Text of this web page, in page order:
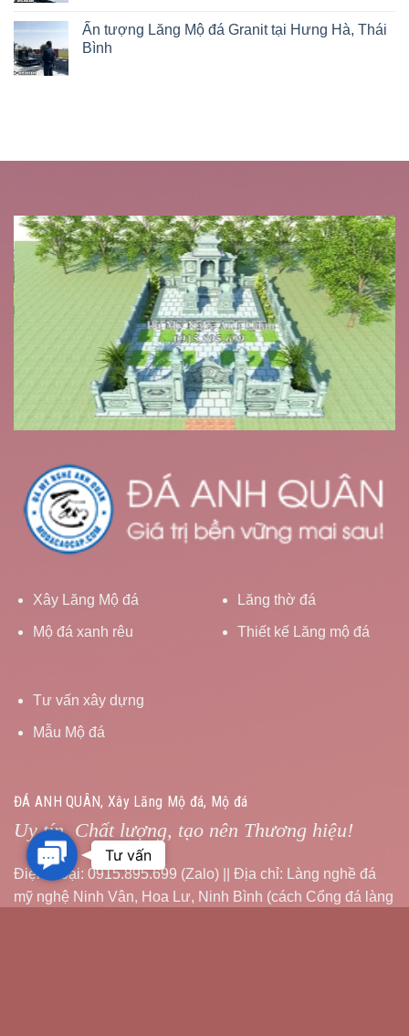
Ấn tượng Lăng Mộ đá Granit tại Hưng Hà, Thái
Bình
Xây Lăng Mộ đá
Mộ đá xanh rêu
Lăng thờ đá
Thiết kế Lăng mộ đá
Tư vấn xây dựng
Mẫu Mộ đá
ĐÁ ANH QUÂN, Xây Lăng Mộ đá, Mộ đá
Uy tín, Chất lượng, tạo nên Thương hiệu!
Điện thoại: 0915.895.699 (Zalo) || Địa chỉ: Làng nghề đá
mỹ nghệ Ninh Vân, Hoa Lư, Ninh Bình (cách Cổng đá làng
Contact
Us
Tư vấn